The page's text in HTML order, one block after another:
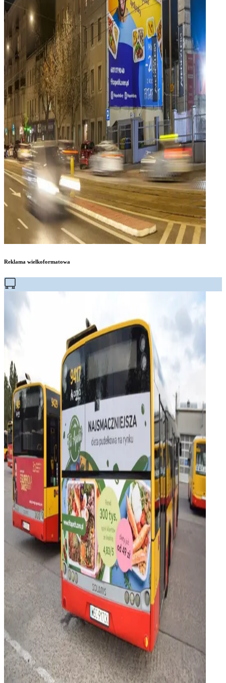
Reklama wielkoformatowa